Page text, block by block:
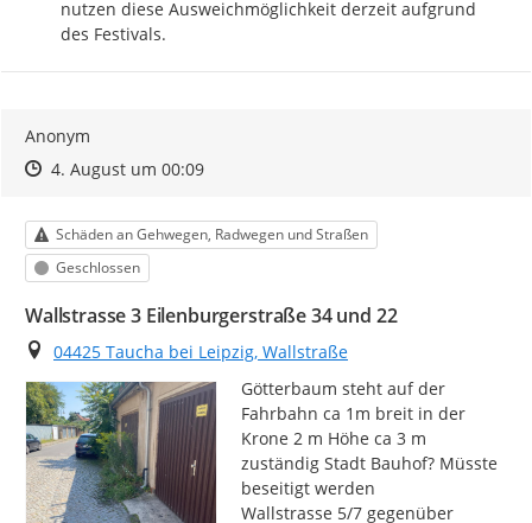
nutzen diese Ausweichmöglichkeit derzeit aufgrund
des Festivals.
Anonym
Zeitpunkt des Erstellens
Zeitpunkt des Erstellens
4. August um 00:09Zur Äußerung
Kategorie
Schäden an Gehwegen, Radwegen und Straßen
Status
Geschlossen
Wallstrasse 3 Eilenburgerstraße 34 und 22
Ort
04425 Taucha bei Leipzig, Wallstraße
Götterbaum steht auf der
Fahrbahn ca 1m breit in der
Krone 2 m Höhe ca 3 m
zuständig Stadt Bauhof? Müsste
beseitigt werden
Wallstrasse 5/7 gegenüber